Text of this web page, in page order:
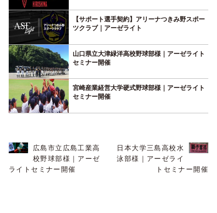
【サポート選手契約】アリーナつきみ野スポー
ツクラブ｜アーゼライト
山口県立大津緑洋高校野球部様｜アーゼライト
セミナー開催
宮崎産業経営大学硬式野球部様｜アーゼライト
セミナー開催
広島市立広島工業高
校野球部様｜アーゼ
ライトセミナー開催
日本大学三島高校水
泳部様｜アーゼライ
トセミナー開催